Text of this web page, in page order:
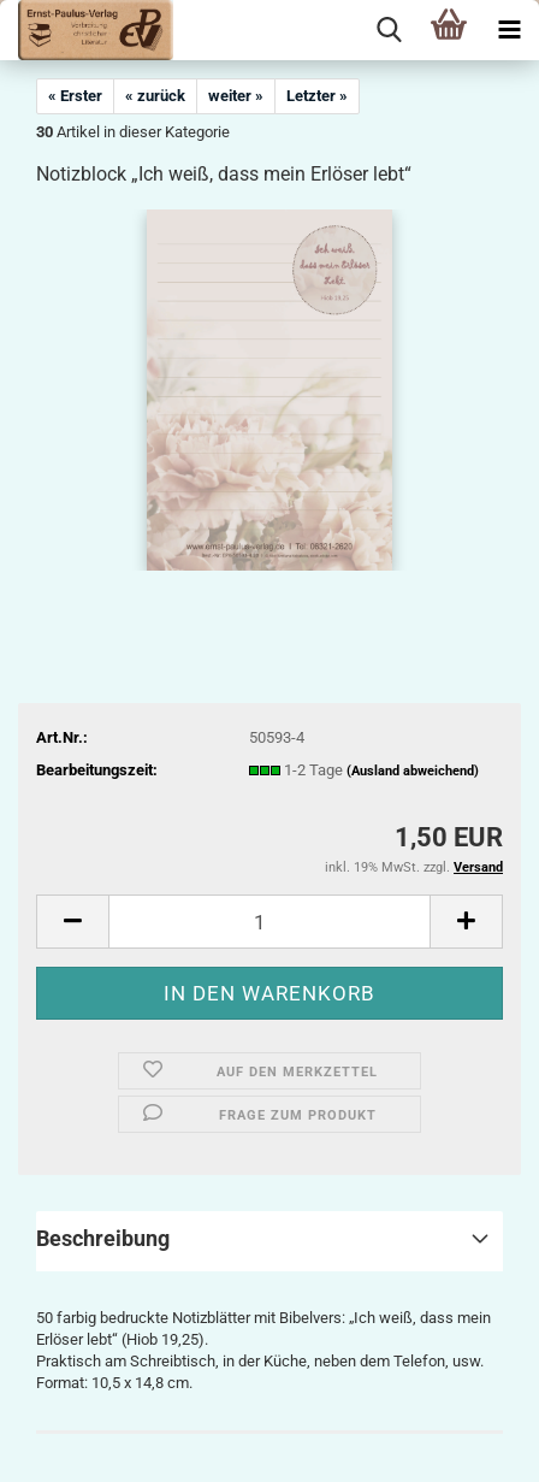
« Erster « zurück weiter »
Letzter »
30 Artikel in dieser Kategorie
Notizblock „Ich weiß, dass mein Erlöser lebt“
Art.Nr.:
50593-4
Bearbeitungszeit:
1-2 Tage (Ausland abweichend)
1,50 EUR
inkl. 19% MwSt. zzgl. Versand
AUF DEN MERKZETTEL
FRAGE ZUM PRODUKT
Beschreibung
50 farbig bedruckte Notizblätter mit Bibelvers: „Ich weiß, dass mein
Erlöser lebt“ (Hiob 19,25).
Praktisch am Schreibtisch, in der Küche, neben dem Telefon, usw.
Format: 10,5 x 14,8 cm.